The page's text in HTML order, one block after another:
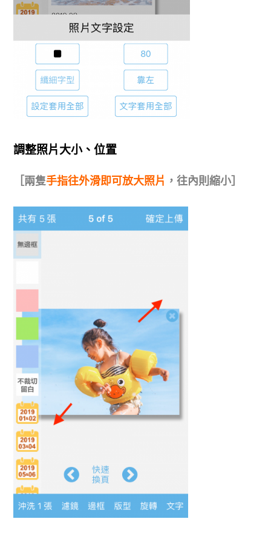
調整照片大小、位置
［兩隻手指往外滑即可放大照片 ，往內則縮小］